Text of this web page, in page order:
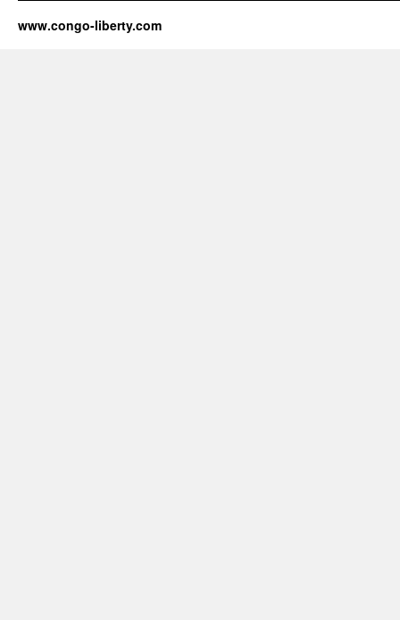
www.congo-liberty.com